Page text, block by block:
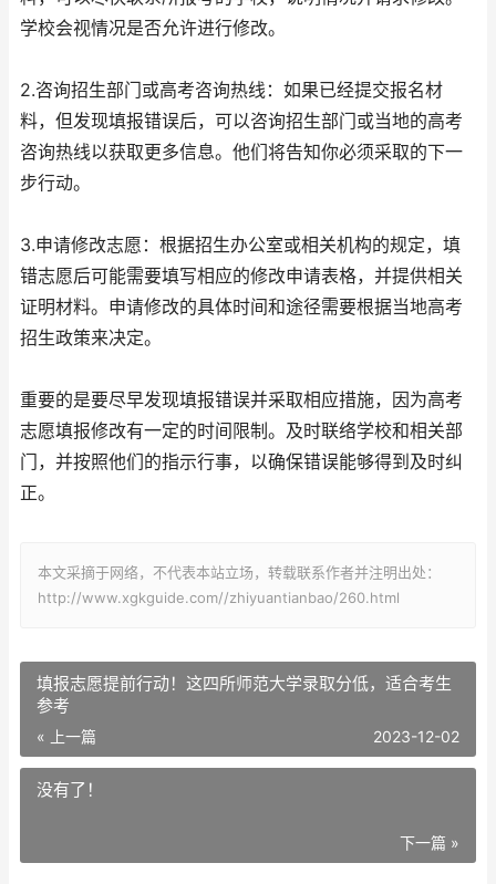
学校会视情况是否允许进行修改。
2.咨询招生部门或高考咨询热线：如果已经提交报名材
料，但发现填报错误后，可以咨询招生部门或当地的高考
咨询热线以获取更多信息。他们将告知你必须采取的下一
步行动。
3.申请修改志愿：根据招生办公室或相关机构的规定，填
错志愿后可能需要填写相应的修改申请表格，并提供相关
证明材料。申请修改的具体时间和途径需要根据当地高考
招生政策来决定。
重要的是要尽早发现填报错误并采取相应措施，因为高考
志愿填报修改有一定的时间限制。及时联络学校和相关部
门，并按照他们的指示行事，以确保错误能够得到及时纠
正。
本文采摘于网络，不代表本站立场，转载联系作者并注明出处：
http://www.xgkguide.com//zhiyuantianbao/260.html
填报志愿提前行动！这四所师范大学录取分低，适合考生
参考
« 上一篇 2023-12-02
没有了！
下一篇 »